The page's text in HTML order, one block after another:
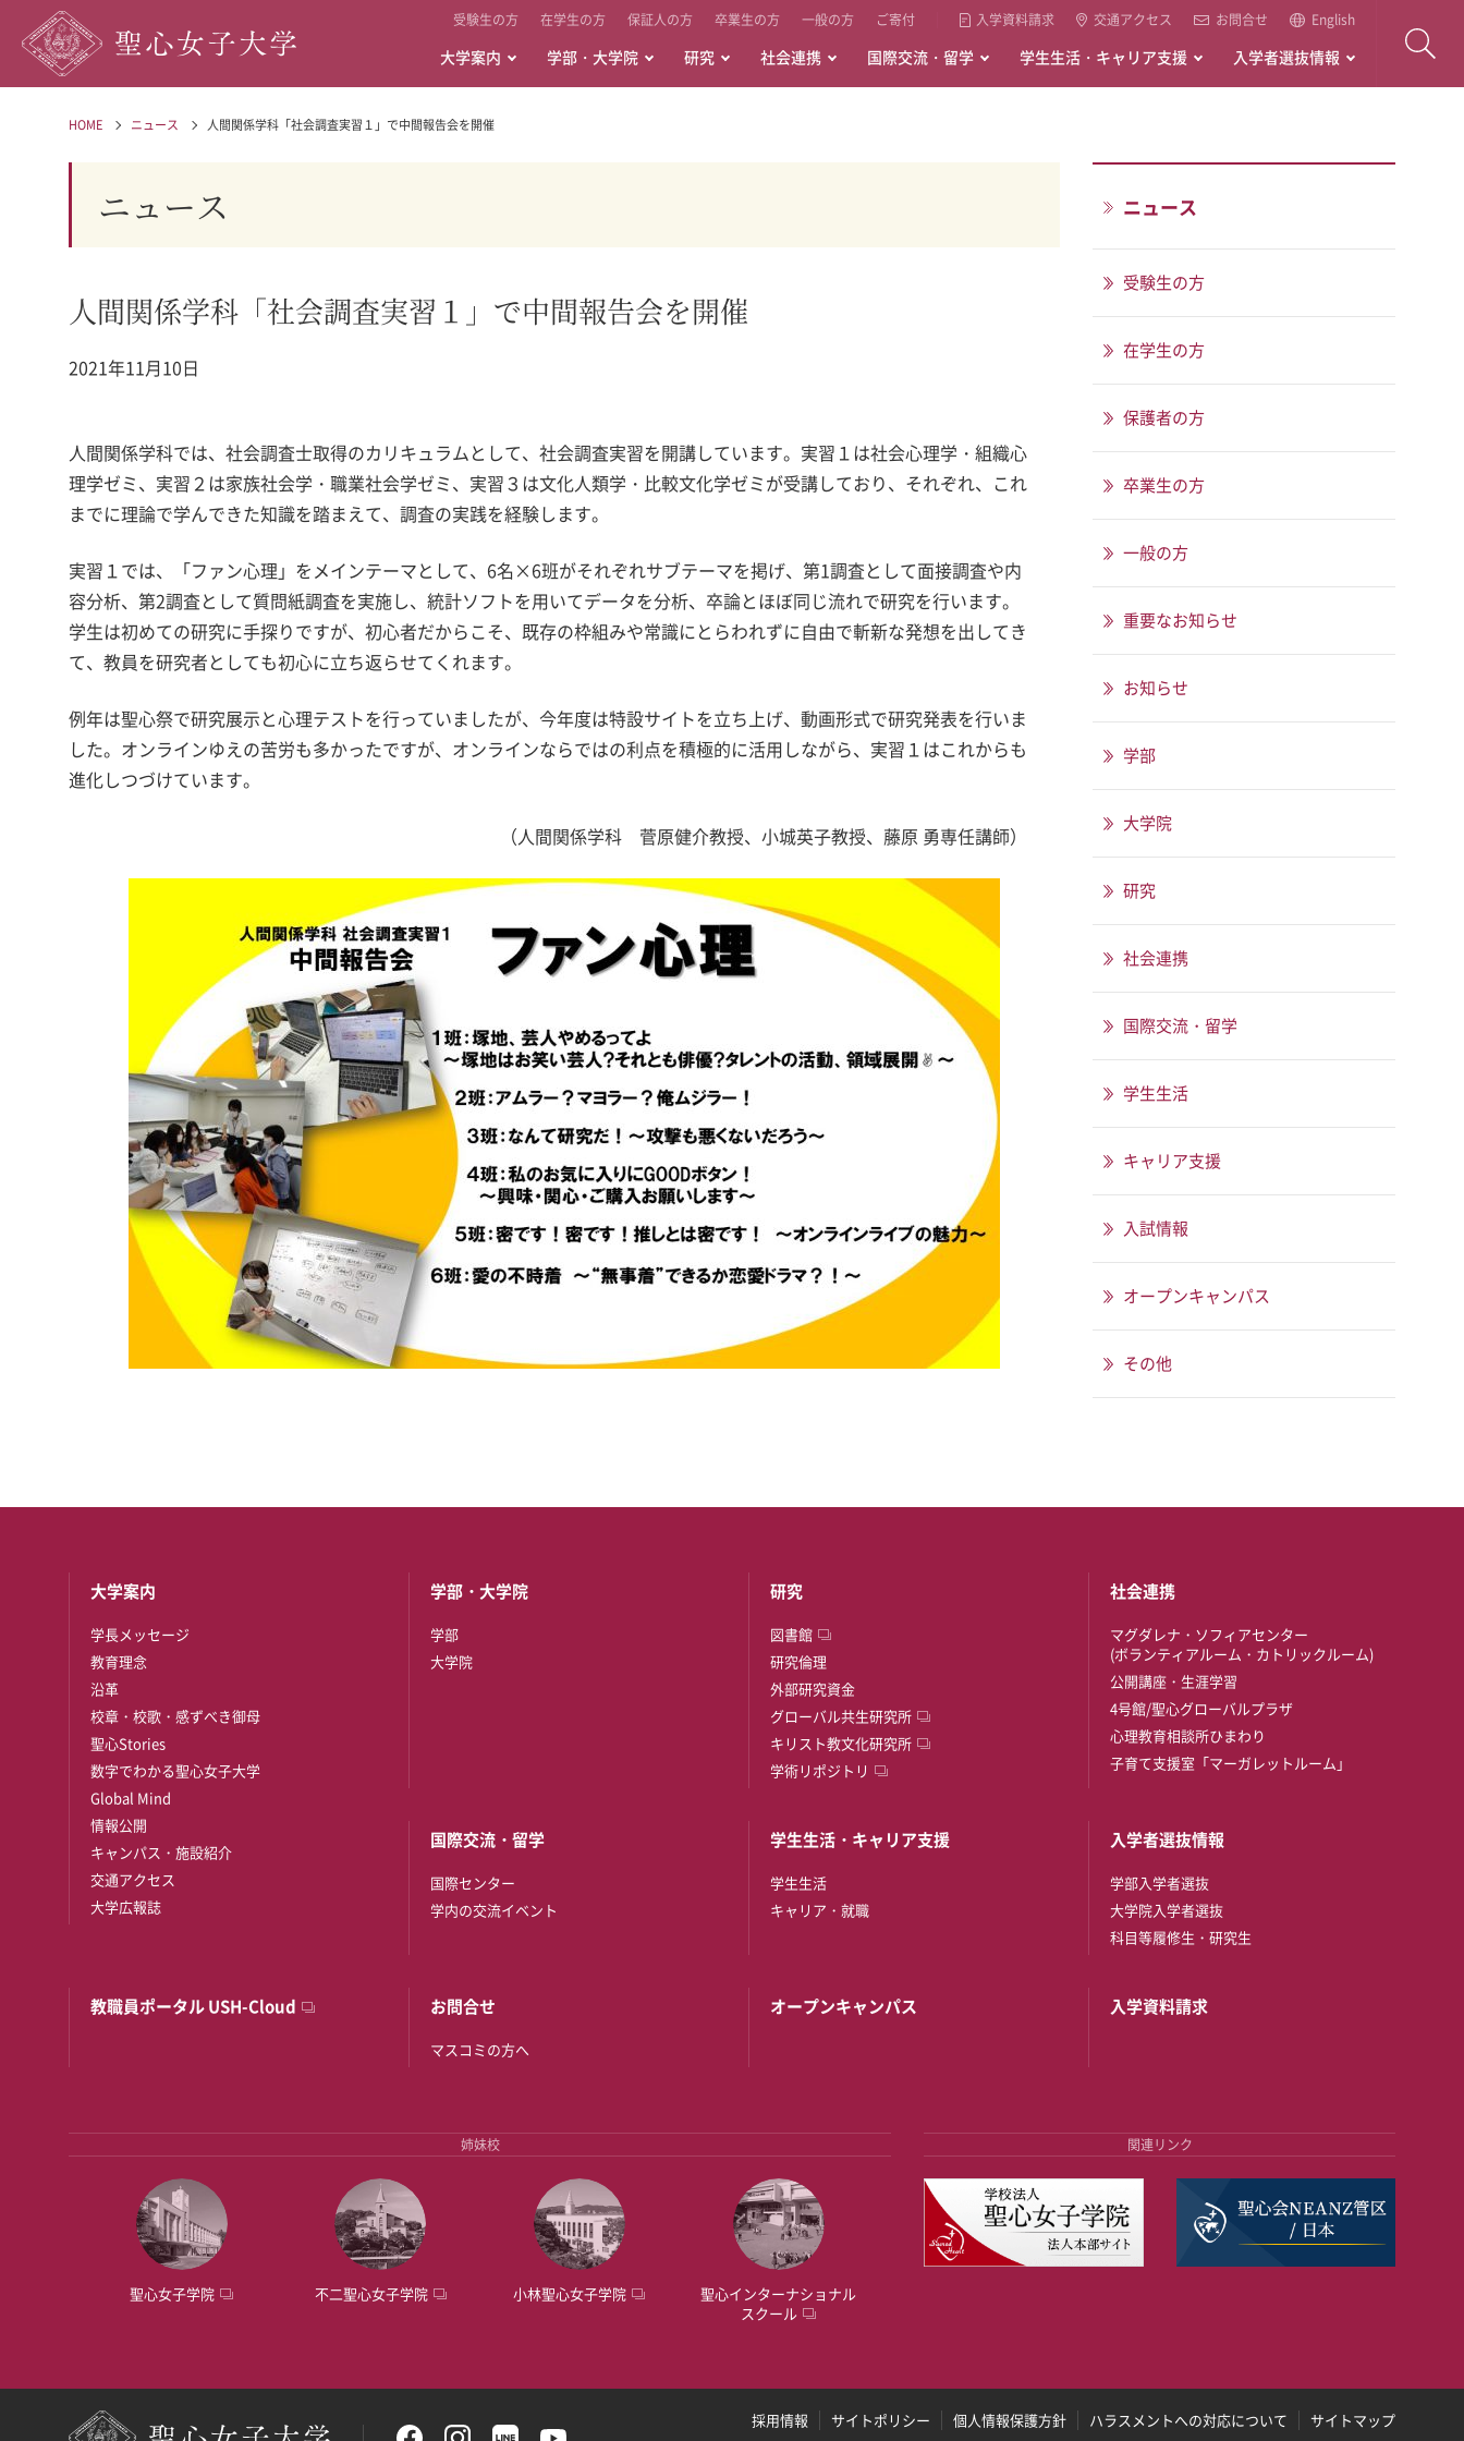
受験生の方 在学生の方 保証人の方 卒業生の方 一般の方 ご寄付 入学資料請求 交通アクセス お問合せ English
大学案内 学部・大学院 研究 社会連携 国際交流・留学 学生生活・キャリア支援 入学者選抜情報
HOME ニュース 人間関係学科「社会調査実習１」で中間報告会を開催
ニュース
人間関係学科「社会調査実習１」で中間報告会を開催
2021年11月10日
人間関係学科では、社会調査士取得のカリキュラムとして、社会調査実習を開講しています。実習１は社会心理学・組織心
理学ゼミ、実習２は家族社会学・職業社会学ゼミ、実習３は文化人類学・比較文化学ゼミが受講しており、それぞれ、これ
までに理論で学んできた知識を踏まえて、調査の実践を経験します。
実習１では、「ファン心理」をメインテーマとして、6名×6班がそれぞれサブテーマを掲げ、第1調査として面接調査や内
容分析、第2調査として質問紙調査を実施し、統計ソフトを用いてデータを分析、卒論とほぼ同じ流れで研究を行います。
学生は初めての研究に手探りですが、初心者だからこそ、既存の枠組みや常識にとらわれずに自由で斬新な発想を出してき
て、教員を研究者としても初心に立ち返らせてくれます。
例年は聖心祭で研究展示と心理テストを行っていましたが、今年度は特設サイトを立ち上げ、動画形式で研究発表を行いま
した。オンラインゆえの苦労も多かったですが、オンラインならではの利点を積極的に活用しながら、実習１はこれからも
進化しつづけています。
（人間関係学科 菅原健介教授、小城英子教授、藤原 勇専任講師）
ニュース
受験生の方
在学生の方
保護者の方
卒業生の方
一般の方
重要なお知らせ
お知らせ
学部
大学院
研究
社会連携
国際交流・留学
学生生活
キャリア支援
入試情報
オープンキャンパス
その他
大学案内
学長メッセージ
教育理念
沿革
校章・校歌・感ずべき御母
聖心Stories
数字でわかる聖心女子大学
Global Mind
情報公開
キャンパス・施設紹介
交通アクセス
大学広報誌
学部・大学院
学部
大学院
研究
図書館
研究倫理
外部研究資金
グローバル共生研究所
キリスト教文化研究所
学術リポジトリ
社会連携
マグダレナ・ソフィアセンター
(ボランティアルーム・カトリックルーム)
公開講座・生涯学習
4号館/聖心グローバルプラザ
心理教育相談所ひまわり
子育て支援室「マーガレットルーム」
国際交流・留学
国際センター
学内の交流イベント
学生生活・キャリア支援
学生生活
キャリア・就職
入学者選抜情報
学部入学者選抜
大学院入学者選抜
科目等履修生・研究生
教職員ポータル USH-Cloud お問合せ
マスコミの方へ
オープンキャンパス 入学資料請求
姉妹校
聖心女子学院 不二聖心女子学院 小林聖心女子学院
聖心インターナショナル
スクール
関連リンク
採用情報 サイトポリシー 個人情報保護方針 ハラスメントへの対応について サイトマップ